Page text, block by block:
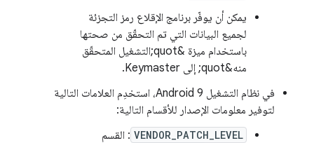
يمكن أن يوفّر برنامج الإقلاع رمز التجزئة
لجميع البيانات التي تم التحقّق من صحتها
باستخدام ميزة &quot;التشغيل المتحقّق
منه&quot; إلى Keymaster.
في نظام التشغيل Android 9، استخدِم العلامات التالية
لتوفير معلومات الإصدار للأقسام التالية:
VENDOR_PATCH_LEVEL : القسم